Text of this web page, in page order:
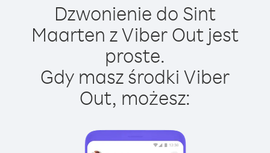
Dzwonienie do Sint
Maarten z Viber Out jest
proste.
Gdy masz środki Viber
Out, możesz: